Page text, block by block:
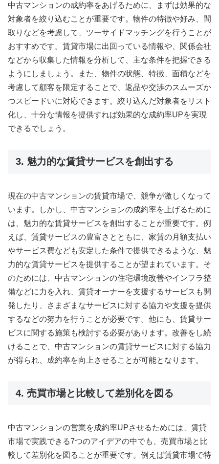
中古マンションの成約率をあげるために、まずは効果的な
対象者を絞り込むことが重要です。物件の特徴や好み、間
取りなどを考慮して、ツーサイドマッチングを行うことが
おすすめです。賃貸市場に出回っている情報や、関係会社
などから収集した情報を分析して、主な条件を把握できる
ようにしましょう。また、物件の状態、特徴、面積などを
考慮して顧客を限定することで、返品や交渉のスムーズか
つスピードいに対応できます。絞り込んだ対象者をリスト
化し、十分な情報を提供すれば効果的な成約率UPを実現
できるでしょう。
3. 魅力的な賃貸サービスを創出する
現在の中古マンションの賃貸市場で、競争が激しくなって
います。しかし、中古マンションの成約率を上げるために
は、魅力的な賃貸サービスを創出することが重要です。例
えば、賃貸サービスの豊富さとともに、家賃の月額支払い
やサービス費なども安定した条件で提供できるような、魅
力的な賃貸サービスを提供することが望まれています。そ
のためには、中古マンションの住宅環境改善やインフラ整
備などに力を入れ、賃貸オーナーを支援するサービスも開
発したり、さまざまなサービスに対する協力や支援を提供
するなどの努力を行うことが必要です。他にも、賃貸サー
ビスに関する施策も検討する必要があります。改善をし続
けることで、中古マンションの賃貸サービスに対する協力
が得られ、成約率を向上させることが可能となります。
4. 売買市場と比較して差別化を図る
中古マンションの営業を成約率UPさせるためには、賃貸
市場で実践できる7つのアイデアの中でも、売買市場と比
較して差別化を図ることが重要です。例えば賃貸市場で特